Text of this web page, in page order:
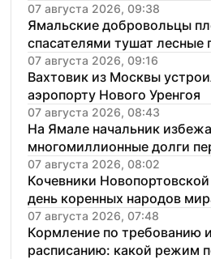
07 августа 2026, 09:38
Ямальские добровольцы
спасателями тушат
07 августа 2026, 09:16
Вахтовик из Москвы
аэропорту Нового Уренгоя
07 августа 2026, 08:43
На Ямале начальник
многомиллионные долги
07 августа 2026, 08:02
Кочевники
день коренных народов
07 августа 2026, 07:48
Кормление по требованию
расписанию: какой режим